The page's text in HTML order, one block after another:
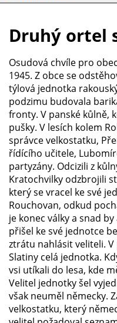
Druhý ortel
Osudová chvíle pro
1945. Z obce se
týlová jednotka
podzimu budovala
fronty. V panské kůlně,
pušky. V lesích kolem
správce velkostatku,
řídícího učitele,
partyzány. Odcizili z
Kratochvilky odzbrojili
který se vracel ke své
Rouchovan, odkud
je konec války a snad
přišel ke své jednotce
ztrátu nahlásit veliteli.
Slatiny celá jednotka.
vsi utíkali do lesa, kde
Velitel jednotky šel
však neuměl německy.
velkostatku, který